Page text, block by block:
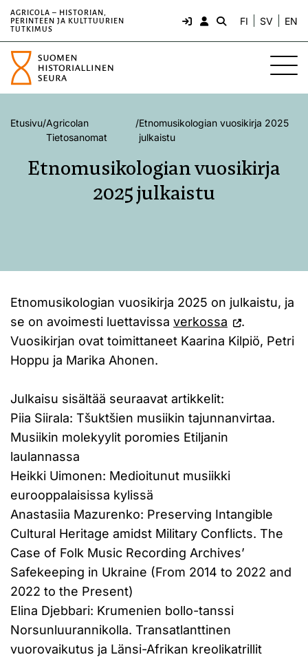
AGRICOLA – HISTORIAN,
PERINTEEN JA KULTTUURIEN
TUTKIMUS
FI SV EN
Etusivu/Agricolan
Tietosanomat
/Etnomusikologian vuosikirja 2025
julkaistu
Etnomusikologian vuosikirja
2025 julkaistu
Etnomusikologian vuosikirja 2025 on julkaistu, ja
se on avoimesti luettavissa verkossa
.
Vuosikirjan ovat toimittaneet Kaarina Kilpiö, Petri
Hoppu ja Marika Ahonen.
Julkaisu sisältää seuraavat artikkelit:
Piia Siirala: Tšuktšien musiikin tajunnanvirtaa.
Musiikin molekyylit poromies Etiljanin
laulannassa
Heikki Uimonen: Medioitunut musiikki
eurooppalaisissa kylissä
Anastasiia Mazurenko: Preserving Intangible
Cultural Heritage amidst Military Conflicts. The
Case of Folk Music Recording Archives’
Safekeeping in Ukraine (From 2014 to 2022 and
2022 to the Present)
Elina Djebbari: Krumenien bollo-tanssi
Norsunluurannikolla. Transatlanttinen
vuorovaikutus ja Länsi-Afrikan kreolikatrillit